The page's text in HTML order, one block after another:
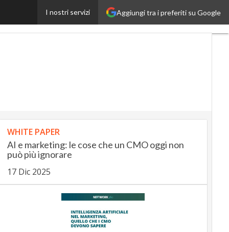
Aggiungi tra i preferiti su Google
I nostri servizi
SmartMobilityUp
WHITE PAPER
AI e marketing: le cose che un CMO oggi non
può più ignorare
17 Dic 2025